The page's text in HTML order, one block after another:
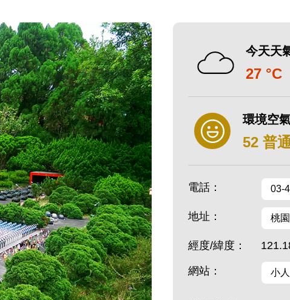
今天天
27 °C
環境空
52 普通
電話： 03-
地址： 桃
經度/緯度：
網站： 小